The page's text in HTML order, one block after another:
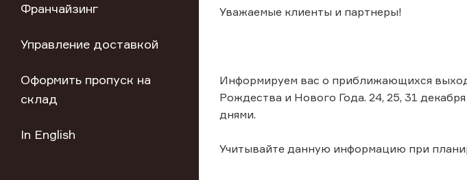
Франчайзинг
Управление доставкой
Оформить пропуск на
склад
In English
Уважаемые клиенты и партнеры!
Информируем вас о приближающихся
Рождества и Нового Года. 24, 25, 31
днями.
Учитывайте данную информацию при